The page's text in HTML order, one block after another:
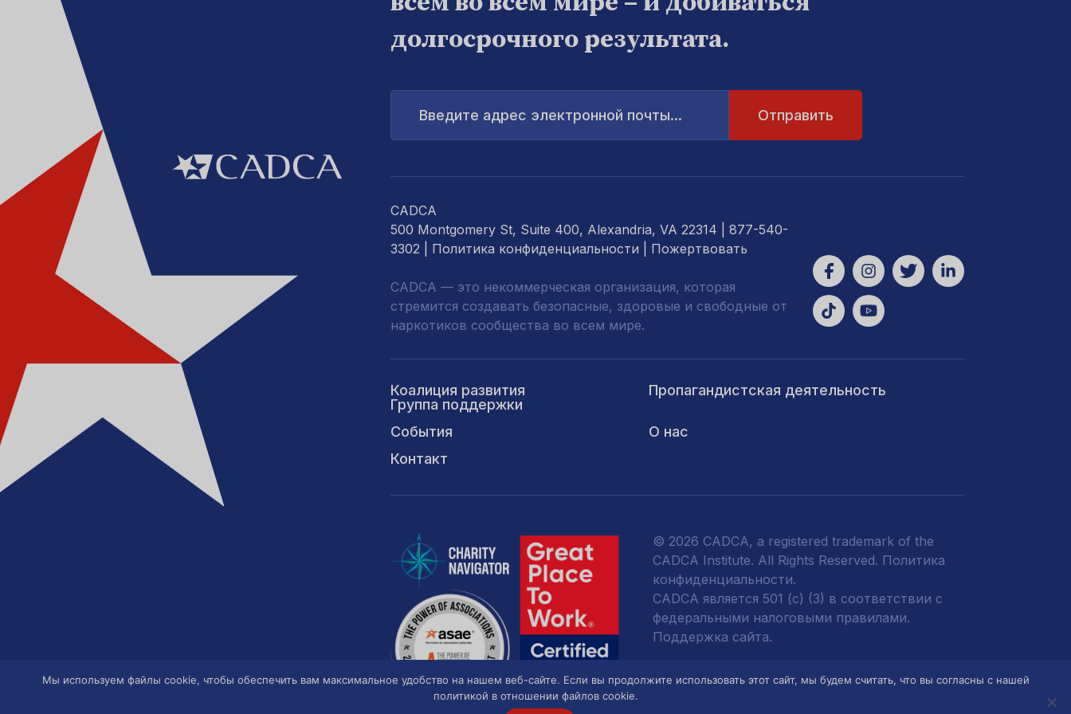
долгосрочного результата.
Введите
адрес
электронной
CADCA
500 Montgomery St, Suite 400, Alexandria, VA 22314 | 877-540-
3302 | Политика конфиденциальности Пожертвовать
CADCA — это некоммерческая организация, которая
стремится создавать безопасные, здоровые и свободные от
наркотиков сообщества во всем мире.
Коалиция развития
Группа поддержки
Пропагандистская деятельность
События
О нас
Контакт
© 2026 CADCA, a registered trademark of the
CADCA Institute. All Rights Reserved. Политика
конфиденциальности.
CADCA является 501 (c) (3) в соответствии с
федеральными налоговыми правилами.
Поддержка сайта.
Пожертвования в CADCA не облагаются
Мы используем файлы cookie, чтобы обеспечить вам максимальное удобство на нашем веб-сайте. Если вы продолжите использовать этот сайт, мы будем считать, что вы согласны с нашей
политикой в отношении файлов cookie.